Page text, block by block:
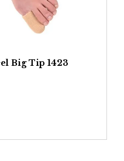
Big Tip 1423